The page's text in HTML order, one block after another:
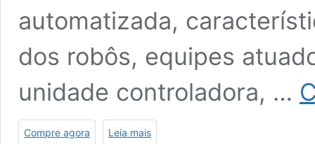
automatizada,
dos robôs, equipes
unidade controladora, …
Compre agora Leia mais